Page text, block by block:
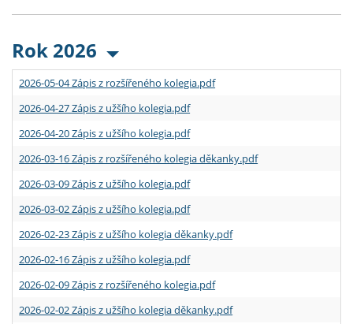
Rok 2026
2026-05-04 Zápis z rozšířeného kolegia.pdf
2026-04-27 Zápis z užšího kolegia.pdf
2026-04-20 Zápis z užšího kolegia.pdf
2026-03-16 Zápis z rozšířeného kolegia děkanky.pdf
2026-03-09 Zápis z užšího kolegia.pdf
2026-03-02 Zápis z užšího kolegia.pdf
2026-02-23 Zápis z užšího kolegia děkanky.pdf
2026-02-16 Zápis z užšího kolegia.pdf
2026-02-09 Zápis z rozšířeného kolegia.pdf
2026-02-02 Zápis z užšího kolegia děkanky.pdf